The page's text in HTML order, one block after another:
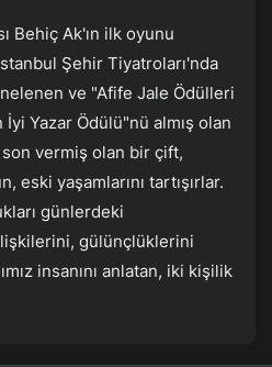
Behiç Ak'ın ilk oyunu
Şehir Tiyatroları'nda
ve "Afife Jale Ödülleri
Yazar Ödülü"nü almış olan
vermiş olan bir çift,
eski yaşamlarını tartışırlar.
günlerdeki
gülünçlüklerini
insanını anlatan, iki kişilik